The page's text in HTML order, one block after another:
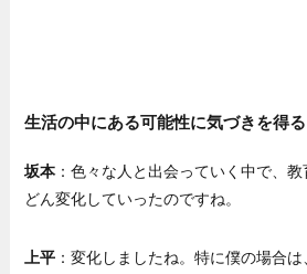
生活の中にある可能性に気づきを得る
坂本 ：色々な人と出会っていく中で、
どん変化していったのですね。
上平 ：変化しましたね。特に僕の場合